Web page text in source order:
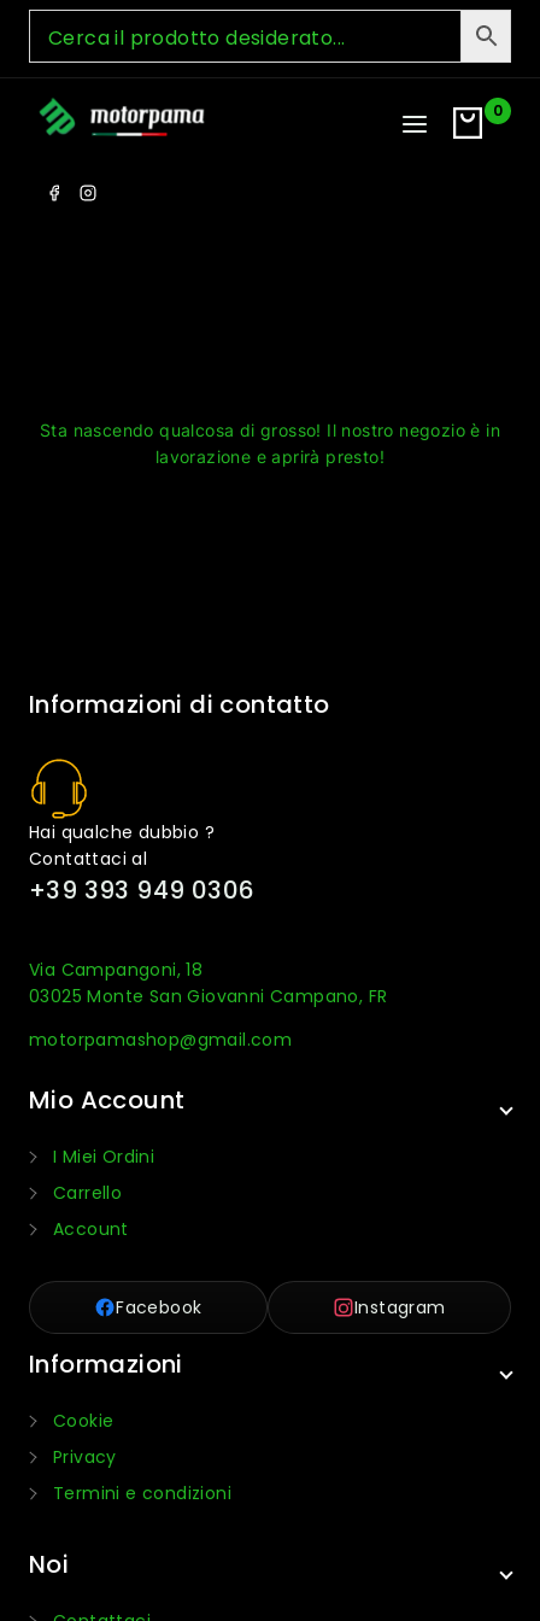
Skip
content
0
Sta nascendo qualcosa di grosso! Il nostro negozio è in
lavorazione e aprirà presto!
Informazioni di contatto
Hai qualche dubbio ?
Contattaci al
+39 393 949 0306
Via Campangoni, 18
03025 Monte San Giovanni Campano, FR
motorpamashop@gmail.com
Mio Account
I Miei Ordini
Carrello
Account
Facebook Instagram
Informazioni
Cookie
Privacy
Termini e condizioni
Noi